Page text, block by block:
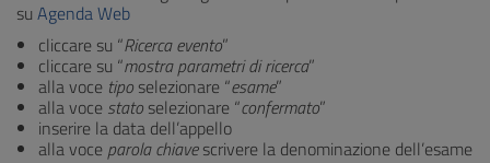
su Agenda Web
cliccare su “Ricerca evento”
cliccare su “mostra parametri di ricerca”
alla voce tipo selezionare “esame”
alla voce stato selezionare “confermato”
inserire la data dell’appello
alla voce parola chiavescrivere la denominazione dell’esame